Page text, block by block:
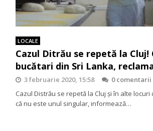
LOCALE
Cazul Ditrău se repetă la Cluj!
bucătari din Sri Lanka,
3 februarie 2020, 15:58
0 comentarii
Cazul Distrău se repetă la Cluj și în alte
că nu este unul singular, informează…